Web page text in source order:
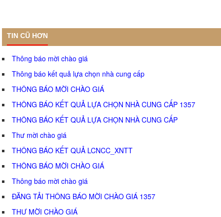
TIN CŨ HƠN
Thông báo mời chào giá
Thông báo kết quả lựa chọn nhà cung cấp
THÔNG BÁO MỜI CHÀO GIÁ
THÔNG BÁO KẾT QUẢ LỰA CHỌN NHÀ CUNG CẤP 1357
THÔNG BÁO KẾT QUẢ LỰA CHỌN NHÀ CUNG CẤP
Thư mời chào giá
THÔNG BÁO KẾT QUẢ LCNCC_XNTT
THÔNG BÁO MỜI CHÀO GIÁ
Thông báo mời chào giá
ĐĂNG TẢI THÔNG BÁO MỜI CHÀO GIÁ 1357
THƯ MỜI CHÀO GIÁ